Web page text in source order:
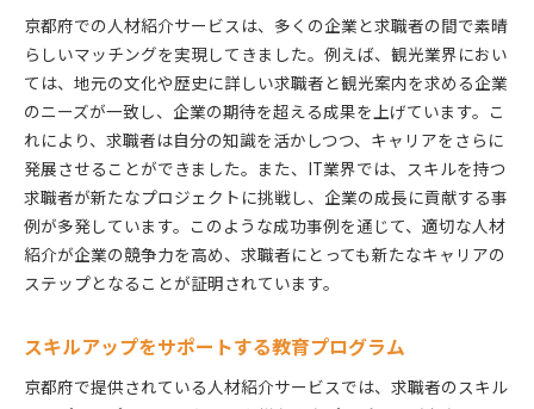
京都府での人材紹介サービスは、多くの企業と求職者の間で素晴
らしいマッチングを実現してきました。例えば、観光業界におい
ては、地元の文化や歴史に詳しい求職者と観光案内を求める企業
のニーズが一致し、企業の期待を超える成果を上げています。こ
れにより、求職者は自分の知識を活かしつつ、キャリアをさらに
発展させることができました。また、IT業界では、スキルを持つ
求職者が新たなプロジェクトに挑戦し、企業の成長に貢献する事
例が多発しています。このような成功事例を通じて、適切な人材
紹介が企業の競争力を高め、求職者にとっても新たなキャリアの
ステップとなることが証明されています。
スキルアップをサポートする教育プログラム
京都府で提供されている人材紹介サービスでは、求職者のスキル